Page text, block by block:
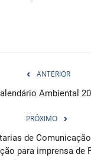
ANTERIOR
Ambiental
PRÓXIMO
de
para imprensa de